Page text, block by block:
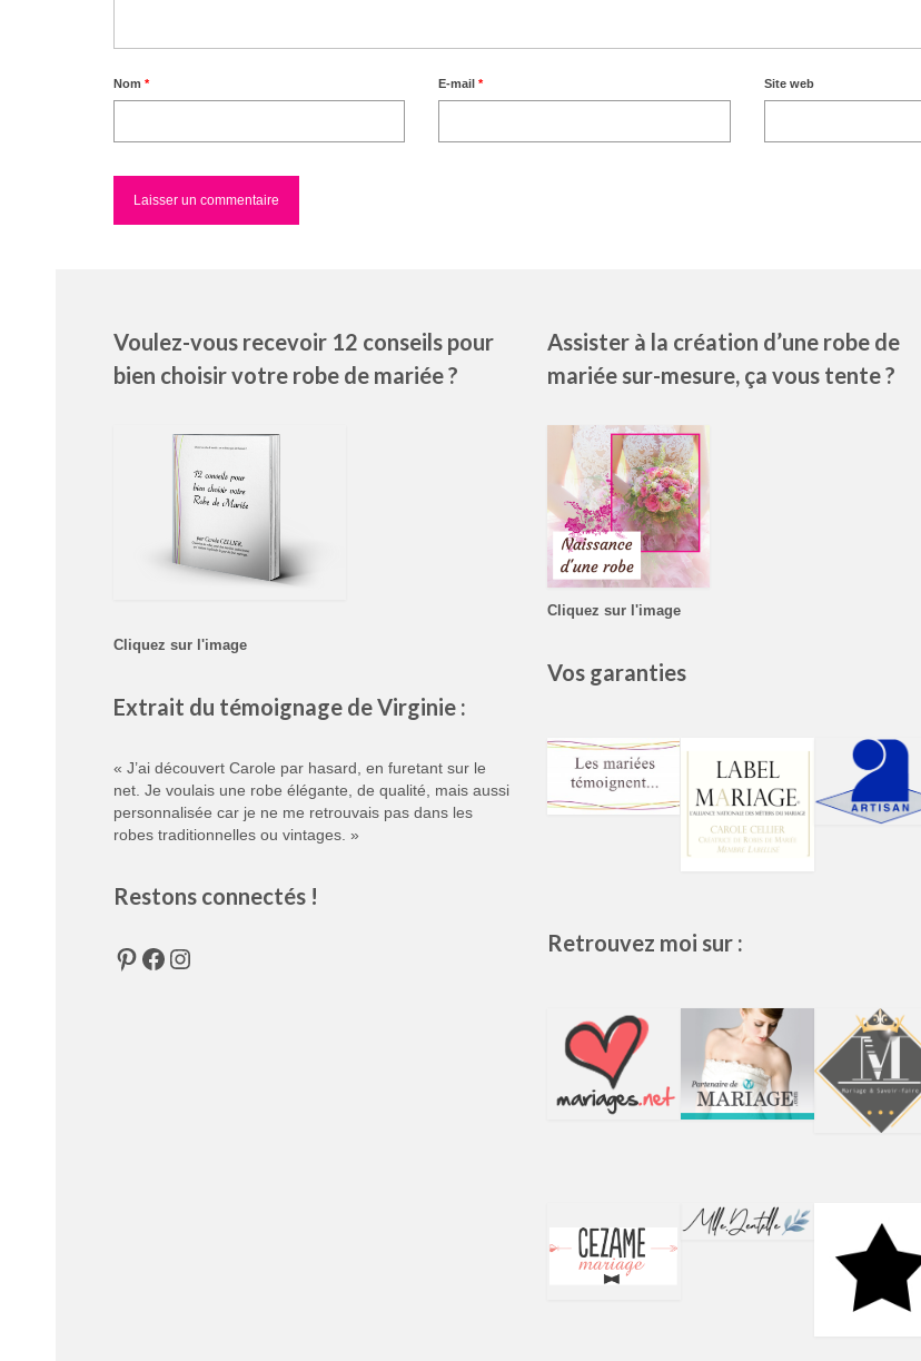
Nom * E-mail* Site web
Voulez-vous recevoir 12 conseils pour
bien choisir votre robe de mariée ?
Cliquez sur l'image
Extrait du témoignage de Virginie :
« J’ai découvert Carole par hasard, en furetant sur le
net. Je voulais une robe élégante, de qualité, mais aussi
personnalisée car je ne me retrouvais pas dans les
robes traditionnelles ou vintages. »
Restons connectés !
Pinterest
Facebook
Instagram
Assister à la création d’une robe de
mariée sur-mesure, ça vous tente ?
Cliquez sur l'image
Vos garanties
Retrouvez moi sur :